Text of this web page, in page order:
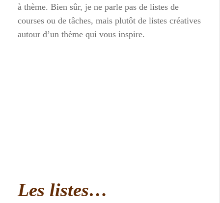
à thème. Bien sûr, je ne parle pas de listes de
courses ou de tâches, mais plutôt de listes créatives
autour d’un thème qui vous inspire.
Les listes…